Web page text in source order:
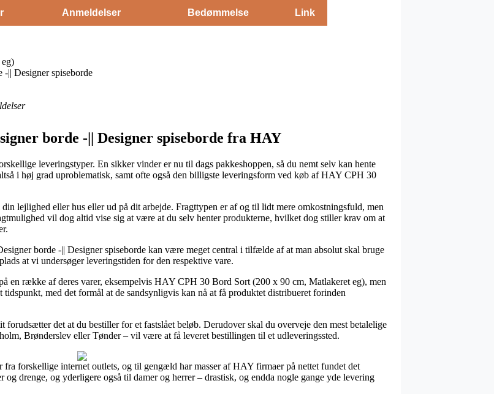
Anmeldelser Bedømmelse Link
-|| Designer spiseborde
borde -|| Designer spiseborde fra HAY
leveringstyper. En sikker vinder er nu til dags pakkeshoppen, så du nemt selv kan hente
i høj grad uproblematisk, samt ofte også den billigste leveringsform ved køb af HAY CPH 30
lejlighed eller hus eller ud på dit arbejde. Fragttypen er af og til lidt mere omkostningsfuld, men
vil dog altid vise sig at være at du selv henter produkterne, hvilket dog stiller krav om at
borde -|| Designer spiseborde kan være meget central i tilfælde af at man absolut skal bruge
at vi undersøger leveringstiden for den respektive vare.
en række af deres varer, eksempelvis HAY CPH 30 Bord Sort (200 x 90 cm, Matlakeret eg), men
med det formål at de sandsynligvis kan nå at få produktet distribueret forinden
det at du bestiller for et fastslået beløb. Derudover skal du overveje den mest betalelige
Brønderslev eller Tønder – vil være at få leveret bestillingen til et udleveringssted.
forskellige internet outlets, og til gengæld har masser af HAY firmaer på nettet fundet det
drenge, og yderligere også til damer og herrer – drastisk, og endda nogle gange yde levering